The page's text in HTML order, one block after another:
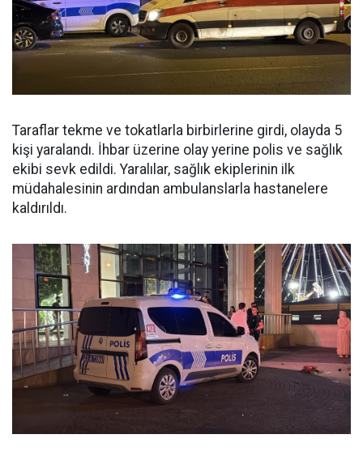
Taraflar tekme ve tokatlarla birbirlerine girdi, olayda 5
kişi yaralandı. İhbar üzerine olay yerine polis ve sağlık
ekibi sevk edildi. Yaralılar, sağlık ekiplerinin ilk
müdahalesinin ardından ambulanslarla hastanelere
kaldırıldı.